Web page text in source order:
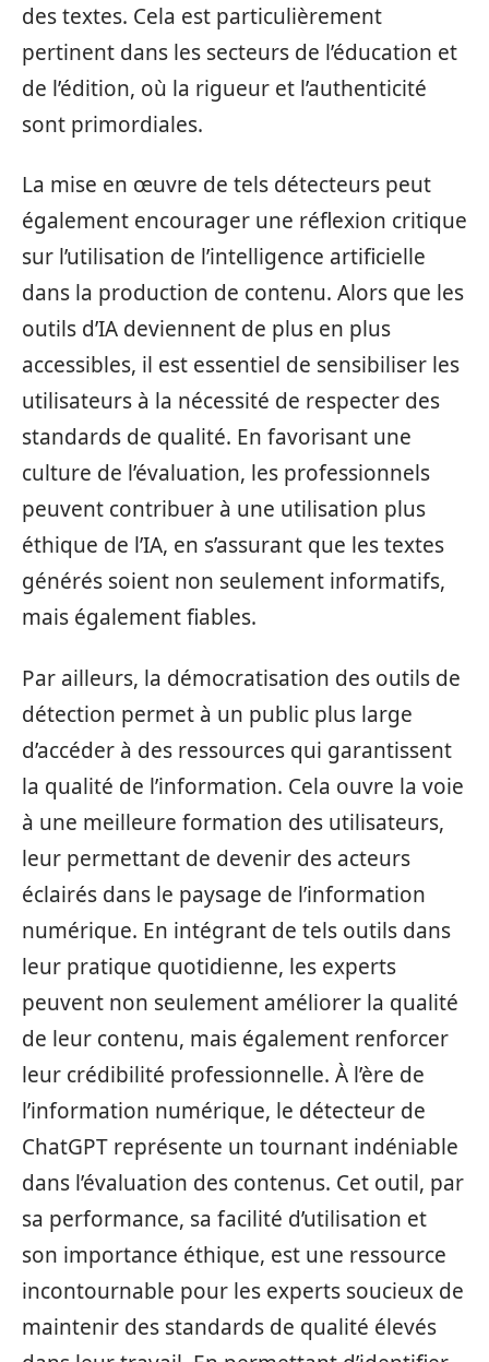
des textes. Cela est particulièrement
pertinent dans les secteurs de l’éducation et
de l’édition, où la rigueur et l’authenticité
sont primordiales.
La mise en œuvre de tels détecteurs peut
également encourager une réflexion critique
sur l’utilisation de l’intelligence artificielle
dans la production de contenu. Alors que les
outils d’IA deviennent de plus en plus
accessibles, il est essentiel de sensibiliser les
utilisateurs à la nécessité de respecter des
standards de qualité. En favorisant une
culture de l’évaluation, les professionnels
peuvent contribuer à une utilisation plus
éthique de l’IA, en s’assurant que les textes
générés soient non seulement informatifs,
mais également fiables.
Par ailleurs, la démocratisation des outils de
détection permet à un public plus large
d’accéder à des ressources qui garantissent
la qualité de l’information. Cela ouvre la voie
à une meilleure formation des utilisateurs,
leur permettant de devenir des acteurs
éclairés dans le paysage de l’information
numérique. En intégrant de tels outils dans
leur pratique quotidienne, les experts
peuvent non seulement améliorer la qualité
de leur contenu, mais également renforcer
leur crédibilité professionnelle. À l’ère de
l’information numérique, le détecteur de
ChatGPT représente un tournant indéniable
dans l’évaluation des contenus. Cet outil, par
sa performance, sa facilité d’utilisation et
son importance éthique, est une ressource
incontournable pour les experts soucieux de
maintenir des standards de qualité élevés